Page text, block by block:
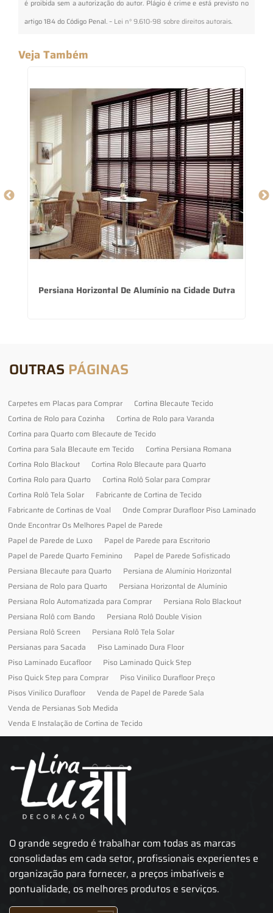
é proibida sem a autorização do autor. Plágio é crime e está previsto no
artigo 184 do Código Penal. – Lei n° 9.610-98 sobre direitos autorais.
Veja Também
Persiana Horizontal De Alumínio na Cidade Dutra
OUTRAS PÁGINAS
Carpetes em Placas para Comprar
Cortina Blecaute Tecido
Cortina de Rolo para Cozinha
Cortina de Rolo para Varanda
Cortina para Quarto com Blecaute de Tecido
Cortina para Sala Blecaute em Tecido
Cortina Persiana Romana
Cortina Rolo Blackout
Cortina Rolo Blecaute para Quarto
Cortina Rolo para Quarto
Cortina Rolô Solar para Comprar
Cortina Rolô Tela Solar
Fabricante de Cortina de Tecido
Fabricante de Cortinas de Voal
Onde Comprar Durafloor Piso Laminado
Onde Encontrar Os Melhores Papel de Parede
Papel de Parede de Luxo
Papel de Parede para Escritorio
Papel de Parede Quarto Feminino
Papel de Parede Sofisticado
Persiana Blecaute para Quarto
Persiana de Alumínio Horizontal
Persiana de Rolo para Quarto
Persiana Horizontal de Alumínio
Persiana Rolo Automatizada para Comprar
Persiana Rolo Blackout
Persiana Rolô com Bando
Persiana Rolô Double Vision
Persiana Rolô Screen
Persiana Rolô Tela Solar
Persianas para Sacada
Piso Laminado Dura Floor
Piso Laminado Eucafloor
Piso Laminado Quick Step
Piso Quick Step para Comprar
Piso Vinilico Durafloor Preço
Pisos Vinilico Durafloor
Venda de Papel de Parede Sala
Venda de Persianas Sob Medida
Venda E Instalação de Cortina de Tecido
O grande segredo é trabalhar com todas as marcas
consolidadas em cada setor, profissionais experientes e
organização para fornecer, a preços imbatíveis e
pontualidade, os melhores produtos e serviços.